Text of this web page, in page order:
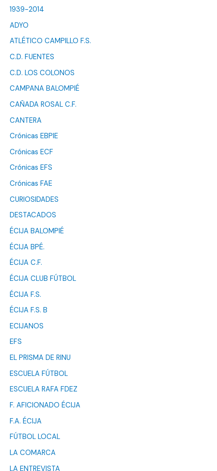
1939-2014
ADYO
ATLÉTICO CAMPILLO F.S.
C.D. FUENTES
C.D. LOS COLONOS
CAMPANA BALOMPIÉ
CAÑADA ROSAL C.F.
CANTERA
Crónicas EBPIE
Crónicas ECF
Crónicas EFS
Crónicas FAE
CURIOSIDADES
DESTACADOS
ÉCIJA BALOMPIÉ
ÉCIJA BPÉ.
ÉCIJA C.F.
ÉCIJA CLUB FÚTBOL
ÉCIJA F.S.
ÉCIJA F.S. B
ECIJANOS
EFS
EL PRISMA DE RINU
ESCUELA FÚTBOL
ESCUELA RAFA FDEZ
F. AFICIONADO ÉCIJA
F.A. ÉCIJA
FÚTBOL LOCAL
LA COMARCA
LA ENTREVISTA